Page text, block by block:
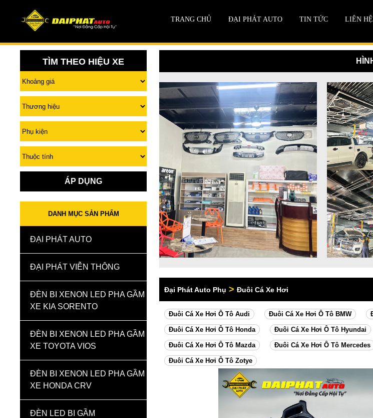
TRANG CHỦ ĐẠI PHÁT AUTO TIN TỨC LIÊN HỆ
TÌM THEO HIỆU XE
ÁP DỤNG
DANH MỤC SẢN PHẨM
ĐẠI PHÁT AUTO
ĐẠI PHÁT VIỄN THÔNG
ĐÈN BI XENON LED PHA GẦM
XE KIA SORENTO
ĐÈN BI XENON LED PHA GẦM
XE TOYOTA VIOS
ĐÈN BI XENON LED PHA GẦM
XE HONDA CRV
ĐÈN LED BI GẦM
Đại Phát Auto Phụ > Đuôi Cá Xe Hơi
Đuôi Cá Xe Hơi Ô Tô Audi Đuôi Cá Xe Hơi Ô Tô BMW
Đuôi Cá Xe Hơi Ô Tô Honda Đuôi Cá Xe Hơi Ô Tô Hyundai
Đuôi Cá Xe Hơi Ô Tô Mazda Đuôi Cá Xe Hơi Ô Tô Mercedes
Đuôi Cá Xe Hơi Ô Tô Zotye